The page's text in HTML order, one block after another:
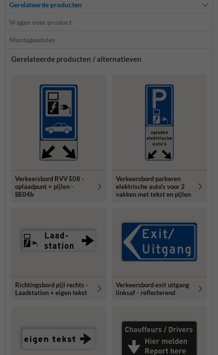
Gerelateerde producten
Vragen over product
Montageadvies
Gerelateerde producten / alternatieven
Verkeersbord RVV E08 -
oplaadpunt + pijlen -
BE04b
Verkeersbord parkeren
elektrische auto's voor 2
vakken met tekst en pijlen
Richtingsbord pijl rechts -
Laadstation + eigen tekst
Verkeersbord exit uitgang
linksaf - reflecterend